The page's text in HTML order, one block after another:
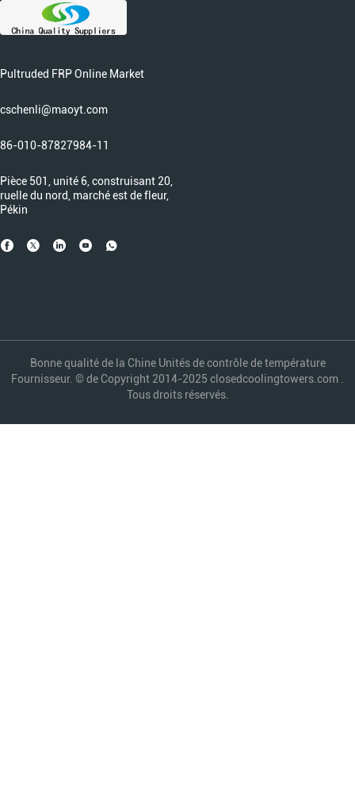
Pultruded FRP Online Market
cschenli@maoyt.com
86-010-87827984-11
Pièce 501, unité 6, construisant 20,
ruelle du nord, marché est de fleur,
Pékin
Bonne qualité de la Chine Unités de contrôle de température
Fournisseur. © de Copyright 2014-2025 closedcoolingtowers.com .
Tous droits réservés.